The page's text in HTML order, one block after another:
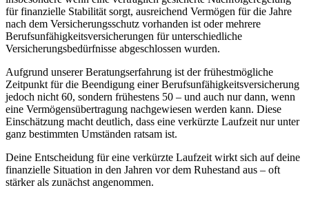
für finanzielle Stabilität sorgt, ausreichend Vermögen für die Jahre
nach dem Versicherungsschutz vorhanden ist oder mehrere
Berufsunfähigkeitsversicherungen für unterschiedliche
Versicherungsbedürfnisse abgeschlossen wurden.
Aufgrund unserer Beratungserfahrung ist der frühestmögliche
Zeitpunkt für die Beendigung einer Berufsunfähigkeitsversicherung
jedoch nicht 60, sondern frühestens 50 – und auch nur dann, wenn
eine Vermögensübertragung nachgewiesen werden kann. Diese
Einschätzung macht deutlich, dass eine verkürzte Laufzeit nur unter
ganz bestimmten Umständen ratsam ist.
Deine Entscheidung für eine verkürzte Laufzeit wirkt sich auf deine
finanzielle Situation in den Jahren vor dem Ruhestand aus – oft
stärker als zunächst angenommen.